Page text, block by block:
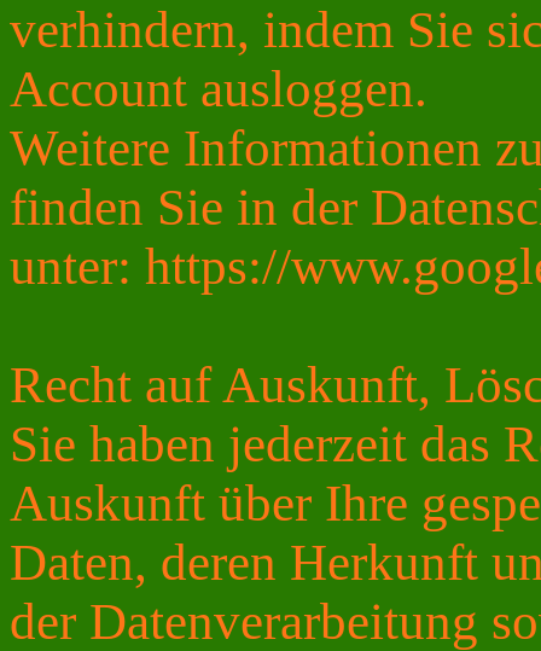
verhindern, indem Sie
Account ausloggen.
Weitere Informationen
finden Sie in der
unter: https://
Recht auf Auskunft,
Sie haben jederzeit das
Auskunft über Ihre
Daten, deren Herkunft
der Datenverarbeitung